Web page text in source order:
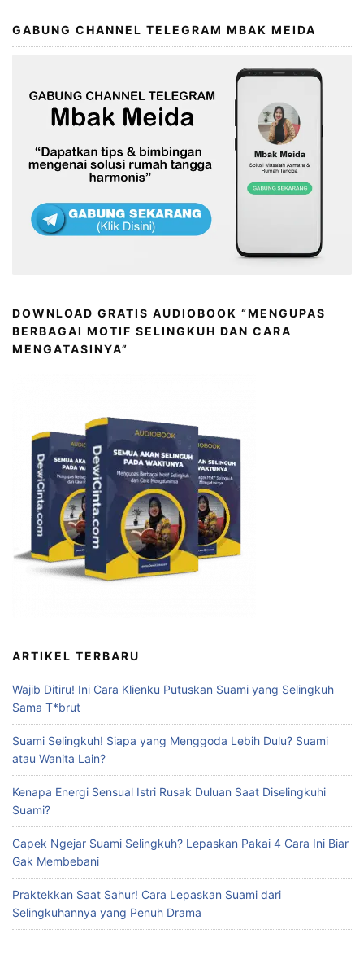
GABUNG CHANNEL TELEGRAM MBAK MEIDA
DOWNLOAD GRATIS AUDIOBOOK “MENGUPAS
BERBAGAI MOTIF SELINGKUH DAN CARA
MENGATASINYA”
ARTIKEL TERBARU
Wajib Ditiru! Ini Cara Klienku Putuskan Suami yang Selingkuh
Sama T*brut
Suami Selingkuh! Siapa yang Menggoda Lebih Dulu? Suami
atau Wanita Lain?
Kenapa Energi Sensual Istri Rusak Duluan Saat Diselingkuhi
Suami?
Capek Ngejar Suami Selingkuh? Lepaskan Pakai 4 Cara Ini Biar
Gak Membebani
Praktekkan Saat Sahur! Cara Lepaskan Suami dari
Selingkuhannya yang Penuh Drama